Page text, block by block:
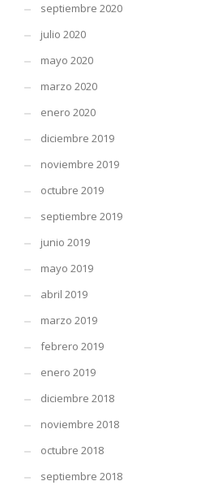
septiembre 2020
julio 2020
mayo 2020
marzo 2020
enero 2020
diciembre 2019
noviembre 2019
octubre 2019
septiembre 2019
junio 2019
mayo 2019
abril 2019
marzo 2019
febrero 2019
enero 2019
diciembre 2018
noviembre 2018
octubre 2018
septiembre 2018